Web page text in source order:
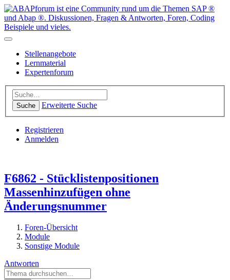
Stellenangebote
Lernmaterial
Expertenforum
Suche Erweiterte Suche
Registrieren
Anmelden
F6862 - Stücklistenpositionen
Massenhinzufügen ohne
Änderungsnummer
Foren-Übersicht
Module
Sonstige Module
Antworten